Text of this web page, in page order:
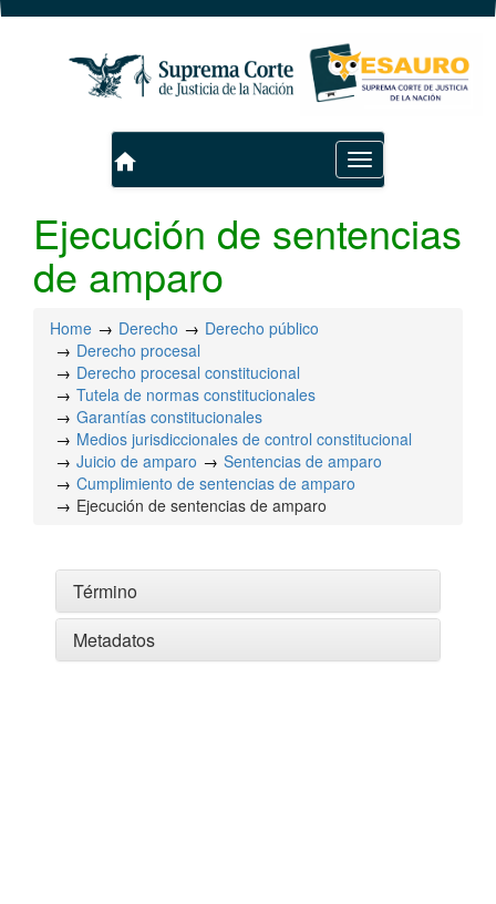
Toggle
navigation
home
Ejecución de sentencias
de amparo
Home Derecho
Derecho público
Derecho procesal
Derecho procesal constitucional
Tutela de normas constitucionales
Garantías constitucionales
Medios jurisdiccionales de control constitucional
Juicio de amparo
Sentencias de amparo
Cumplimiento de sentencias de amparo
Ejecución de sentencias de amparo
Término
Metadatos